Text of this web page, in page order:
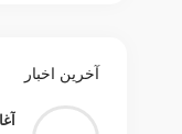
آخرین اخبار